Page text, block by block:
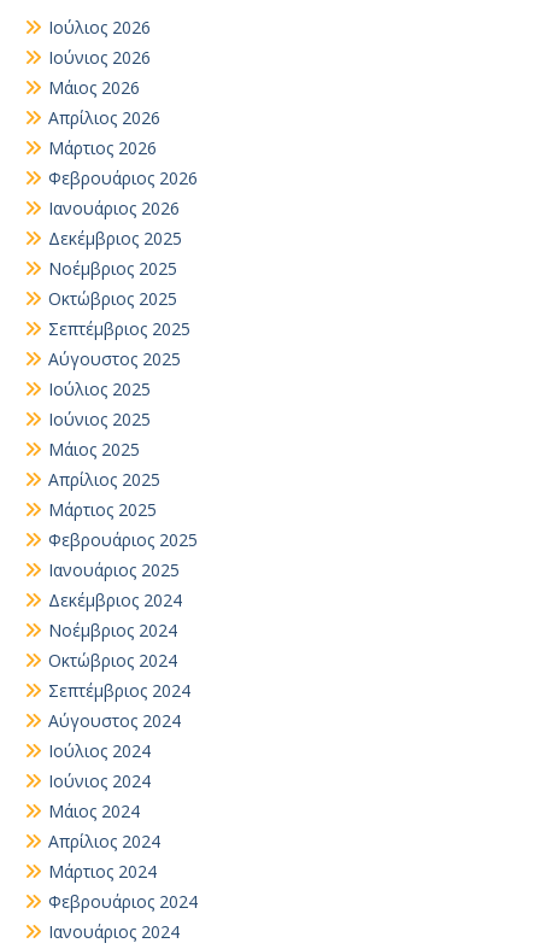
Ιούλιος 2026
Ιούνιος 2026
Μάιος 2026
Απρίλιος 2026
Μάρτιος 2026
Φεβρουάριος 2026
Ιανουάριος 2026
Δεκέμβριος 2025
Νοέμβριος 2025
Οκτώβριος 2025
Σεπτέμβριος 2025
Αύγουστος 2025
Ιούλιος 2025
Ιούνιος 2025
Μάιος 2025
Απρίλιος 2025
Μάρτιος 2025
Φεβρουάριος 2025
Ιανουάριος 2025
Δεκέμβριος 2024
Νοέμβριος 2024
Οκτώβριος 2024
Σεπτέμβριος 2024
Αύγουστος 2024
Ιούλιος 2024
Ιούνιος 2024
Μάιος 2024
Απρίλιος 2024
Μάρτιος 2024
Φεβρουάριος 2024
Ιανουάριος 2024